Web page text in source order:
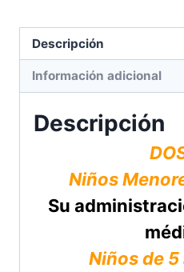
Descripción
Información adicional
Descripción
Niños
Su
Niños de 5